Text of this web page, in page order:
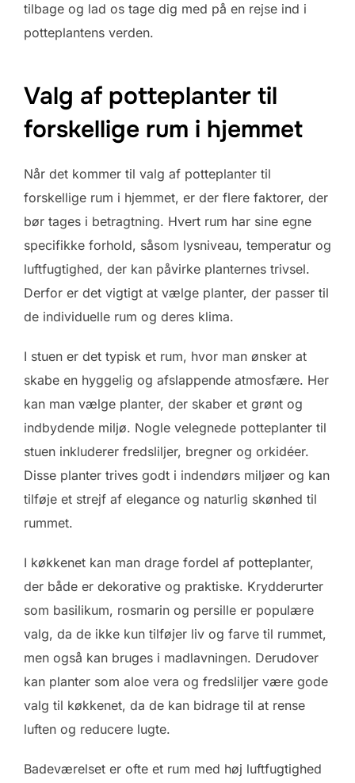
tilbage og lad os tage dig med på en rejse ind i
potteplantens verden.
Valg af potteplanter til
forskellige rum i hjemmet
Når det kommer til valg af potteplanter til
forskellige rum i hjemmet, er der flere faktorer, der
bør tages i betragtning. Hvert rum har sine egne
specifikke forhold, såsom lysniveau, temperatur og
luftfugtighed, der kan påvirke planternes trivsel.
Derfor er det vigtigt at vælge planter, der passer til
de individuelle rum og deres klima.
I stuen er det typisk et rum, hvor man ønsker at
skabe en hyggelig og afslappende atmosfære. Her
kan man vælge planter, der skaber et grønt og
indbydende miljø. Nogle velegnede potteplanter til
stuen inkluderer fredsliljer, bregner og orkidéer.
Disse planter trives godt i indendørs miljøer og kan
tilføje et strejf af elegance og naturlig skønhed til
rummet.
I køkkenet kan man drage fordel af potteplanter,
der både er dekorative og praktiske. Krydderurter
som basilikum, rosmarin og persille er populære
valg, da de ikke kun tilføjer liv og farve til rummet,
men også kan bruges i madlavningen. Derudover
kan planter som aloe vera og fredsliljer være gode
valg til køkkenet, da de kan bidrage til at rense
luften og reducere lugte.
Badeværelset er ofte et rum med høj luftfugtighed